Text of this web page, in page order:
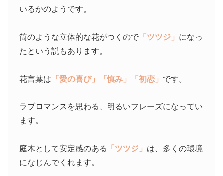
いるかのようです。
筒のような立体的な花がつくので 「ツツジ」 になっ
たという説もあります。
花言葉は 「愛の喜び」 「慎み」 「初恋」 です。
ラブロマンスを思わる、明るいフレーズになってい
ます。
庭木として安定感のある 「ツツジ」 は、多くの環境
になじんでくれます。